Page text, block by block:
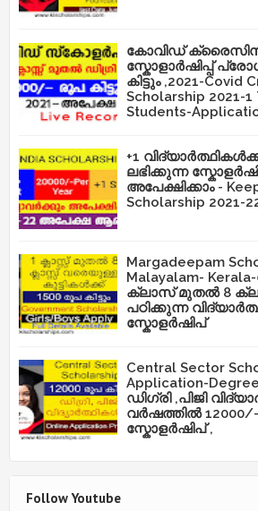
കോവിഡ് ക്രൈസിസ്
സ്കോളാർഷിപ്പ്
കിട്ടും ,2021-Covid
Scholarship 2021-1
Students-
+1
ലഭിക്കുന്ന
അപേക്ഷിക്കാം -
Scholarship 2021-
Margadeepam
Malayalam-
ക്ലാസ് മുതൽ 8
പഠിക്കുന്ന
സ്കോളർഷിപ്
Central Sector
Application-
ഡിഗ്രി ,പിജി
വർഷത്തിൽ
സ്കോളർഷിപ് ,
Follow Youtube